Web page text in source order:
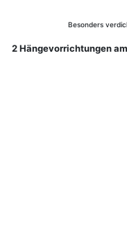
Besonders
2 Hängevorrichtungen